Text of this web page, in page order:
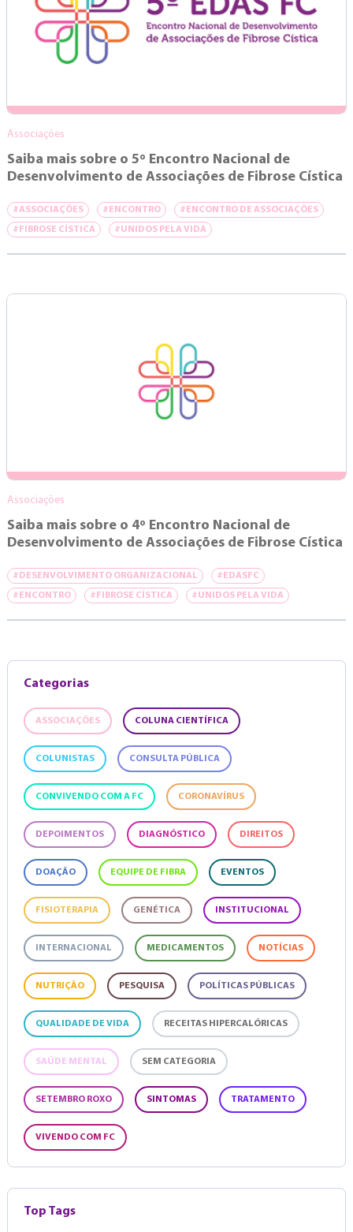
Associações
Saiba mais sobre o 5º Encontro Nacional de
Desenvolvimento de Associações de Fibrose Cística
#ASSOCIAÇÕES #ENCONTRO #ENCONTRO DE ASSOCIAÇÕES
#FIBROSE CÍSTICA #UNIDOS PELA VIDA
Associações
Saiba mais sobre o 4º Encontro Nacional de
Desenvolvimento de Associações de Fibrose Cística
#DESENVOLVIMENTO ORGANIZACIONAL #EDASFC
#ENCONTRO #FIBROSE CÍSTICA #UNIDOS PELA VIDA
Categorias
ASSOCIAÇÕES COLUNA CIENTÍFICA
COLUNISTAS CONSULTA PÚBLICA
CONVIVENDO COM A FC CORONAVÍRUS
DEPOIMENTOS DIAGNÓSTICO DIREITOS
DOAÇÃO EQUIPE DE FIBRA EVENTOS
FISIOTERAPIA GENÉTICA INSTITUCIONAL
INTERNACIONAL MEDICAMENTOS NOTÍCIAS
NUTRIÇÃO PESQUISA POLÍTICAS PÚBLICAS
QUALIDADE DE VIDA RECEITAS HIPERCALÓRICAS
SAÚDE MENTAL SEM CATEGORIA
SETEMBRO ROXO SINTOMAS TRATAMENTO
VIVENDO COM FC
Top Tags